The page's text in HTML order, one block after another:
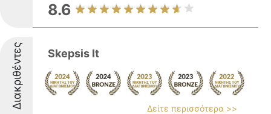
8.6
Διακριθέντες Skepsis It
Δείτε περισσότερα >>